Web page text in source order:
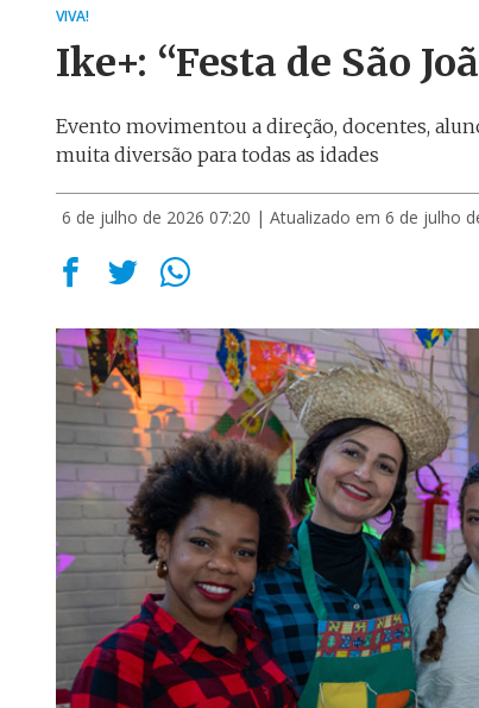
VIVA!
Ike+: “Festa de São
Evento movimentou a direção, docentes,
muita diversão para todas as idades
6 de julho de 2026 07:20 | Atualizado em 6 de julho